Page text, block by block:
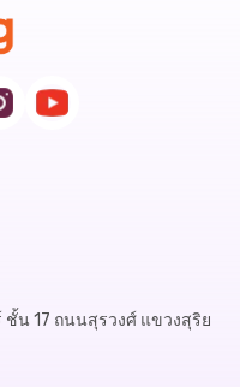
ชั้น 17 ถนนสุรวงศ์ แขวงสุริย